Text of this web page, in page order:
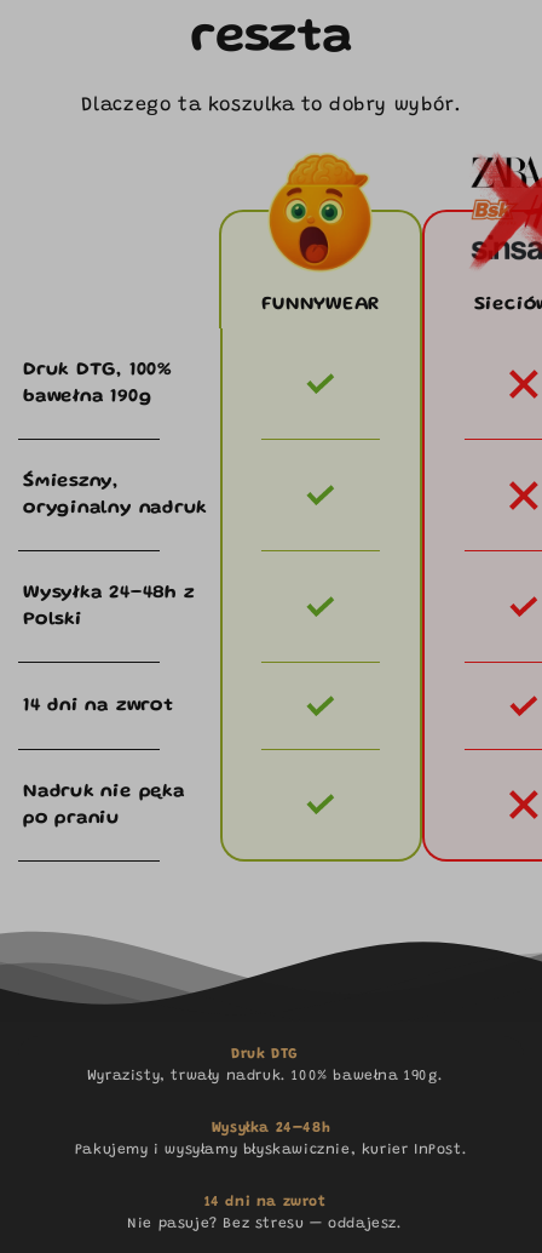
reszta
Dlaczego ta koszulka to dobry wybór.
FUNNYWEAR
Druk DTG, 100%
bawełna 190g
Śmieszny,
oryginalny nadruk
Wysyłka 24–48h z
Polski
14 dni na zwrot
Nadruk nie pęka
po praniu
Druk DTG
Wyrazisty, trwały nadruk. 100% bawełna 190g.
Wysyłka 24–48h
Pakujemy i wysyłamy błyskawicznie, kurier InPost.
14 dni na zwrot
Nie pasuje? Bez stresu — oddajesz.